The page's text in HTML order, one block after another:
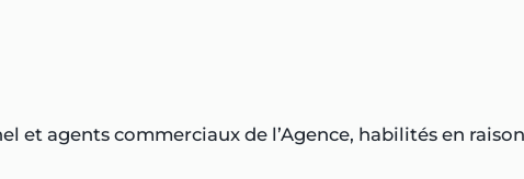
et agents commerciaux de l’Agence, habilités en